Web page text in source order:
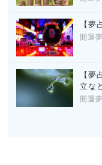
【
開運
【
立な
開運